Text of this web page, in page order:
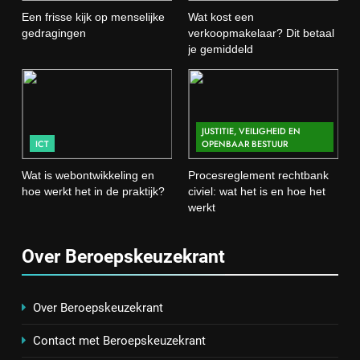
HANDEL EN DIENSTVERLENING
3
4
Procesreglement rechtbank civiel:
Wat is veeteelt? Alles over het
meer
LANDBOUW, NATUUR EN VISSERIJ
Een frisse kijk op menselijke
gedragingen
Wat kost een
verkoopmakelaar? Dit betaal
je gemiddeld
ICT
Wat is webontwikkeling en
hoe werkt het in de praktijk?
JUSTITIE, VEILIGHEID EN
OPENBAAR BESTUUR
Procesreglement rechtbank
civiel: wat het is en hoe het
werkt
Over Beroepskeuzekrant
Over Beroepskeuzekrant
Contact met Beroepskeuzekrant